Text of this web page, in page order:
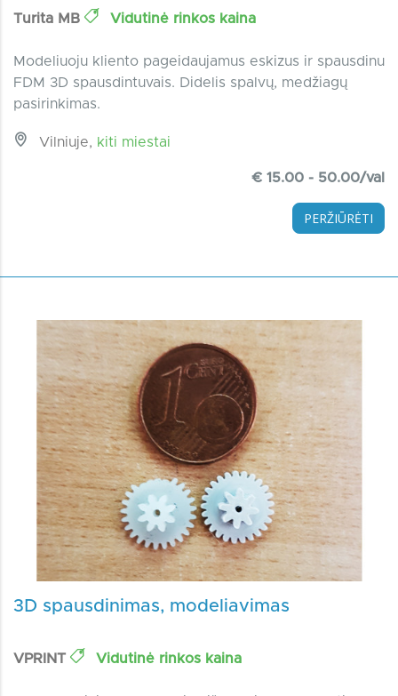
Turita MB Vidutinė rinkos kaina
Modeliuoju kliento pageidaujamus eskizus ir spausdinu
FDM 3D spausdintuvais. Didelis spalvų, medžiagų
pasirinkimas.
Vilniuje, kiti miestai
€ 15.00 - 50.00/val
PERŽIŪRĖTI
3D spausdinimas, modeliavimas
VPRINT Vidutinė rinkos kaina